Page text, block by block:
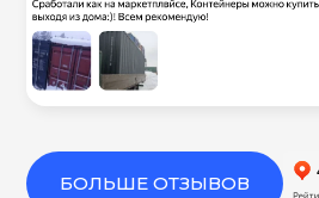
БОЛЬШЕ ОТЗЫВОВ